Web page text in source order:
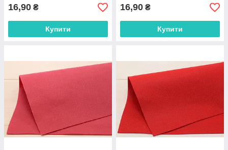
16,90 ₴
Купити
16,90 ₴
Купити